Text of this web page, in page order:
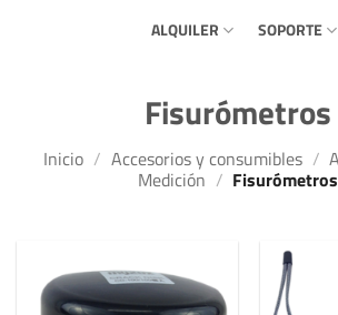
ALQUILER SOPORTE
Fisurómetros
Inicio / Accesorios y consumibles /
Medición / Fisurómetros